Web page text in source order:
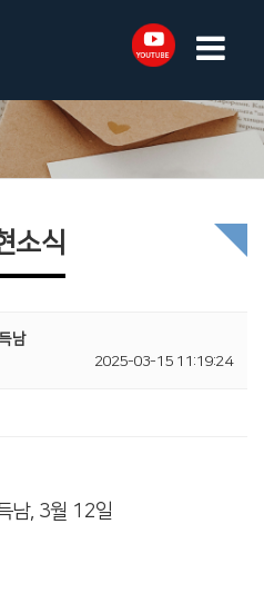
소식
남
2025-03-15 11:19:24
남, 3월 12일